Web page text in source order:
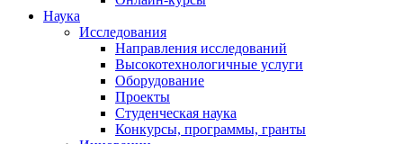
Наука
Исследования
Направления исследований
Высокотехнологичные услуги
Оборудование
Проекты
Студенческая наука
Конкурсы, программы, гранты